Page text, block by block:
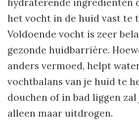
het vocht in de huid vast te
Voldoende vocht is zeer
gezonde huidbarrière.
anders vermoed, helpt
vochtbalans van je huid te
douchen of in bad liggen
alleen maar uitdrogen.